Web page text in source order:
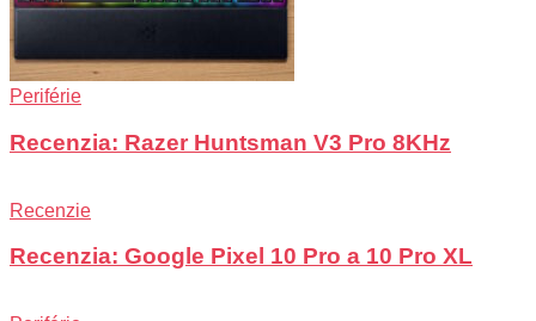
Periférie
Recenzia: Razer Huntsman V3 Pro 8KHz
Recenzie
Recenzia: Google Pixel 10 Pro a 10 Pro XL